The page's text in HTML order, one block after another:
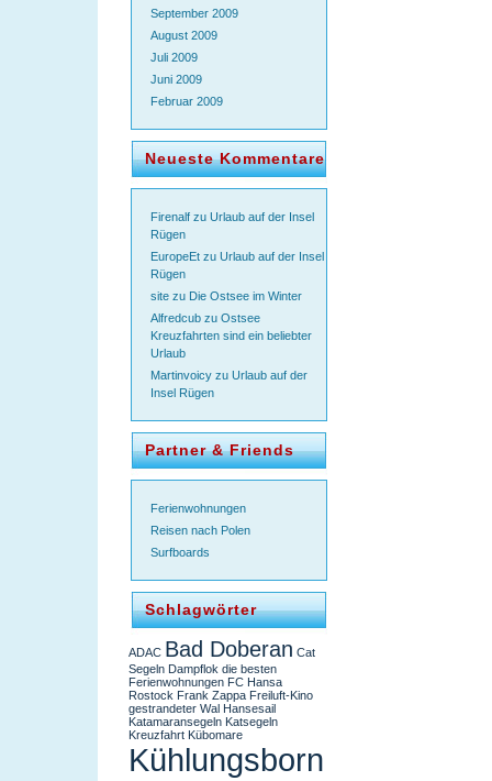
September 2009
August 2009
Juli 2009
Juni 2009
Februar 2009
Neueste Kommentare
Firenalf zu Urlaub auf der Insel
Rügen
EuropeEt zu Urlaub auf der Insel
Rügen
site zu Die Ostsee im Winter
Alfredcub zu Ostsee
Kreuzfahrten sind ein beliebter
Urlaub
Martinvoicy zu Urlaub auf der
Insel Rügen
Partner & Friends
Ferienwohnungen
Reisen nach Polen
Surfboards
Schlagwörter
ADAC Bad Doberan Cat
Segeln Dampflok die besten
Ferienwohnungen FC Hansa
Rostock Frank Zappa Freiluft-Kino
gestrandeter Wal Hansesail
Katamaransegeln Katsegeln
Kreuzfahrt Kübomare
Kühlungsborn